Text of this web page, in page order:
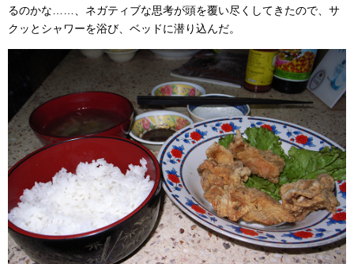
るのかな……、ネガティブな思考が頭を覆い尽くしてきたので、サ
クッとシャワーを浴び、ベッドに潜り込んだ。